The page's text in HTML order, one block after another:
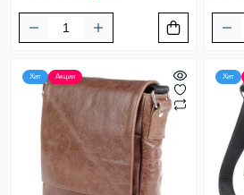
Хит Акция Хит